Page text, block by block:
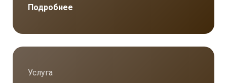
Подробнее
Услуга